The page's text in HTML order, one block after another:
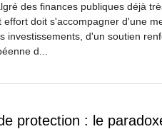
des finances publiques déjà
effort doit s'accompagner d'une
investissements, d'un soutien
d...
protection : le